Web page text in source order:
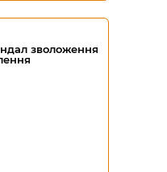
зволоження